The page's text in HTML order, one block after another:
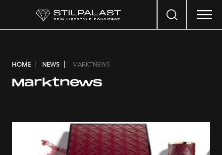
Search
HOME NEWS MARKTNEWS
Marktnews